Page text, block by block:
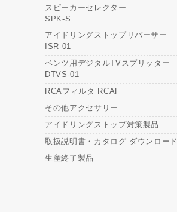
スピーカーセレクター
SPK-S
アイドリングストップリバーサー
ISR-01
ベンツ用デジタルTVスプリッター
DTVS-01
RCAフィルタ RCAF
その他アクセサリー
アイドリングストップ対策製品
取扱説明書・カタログ ダウンロード
生産終了製品